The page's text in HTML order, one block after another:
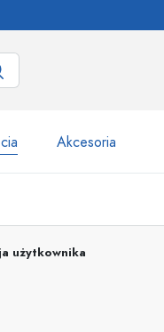
Akcesoria
użytkownika